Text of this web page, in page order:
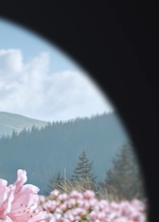
Ми обов’язково
область